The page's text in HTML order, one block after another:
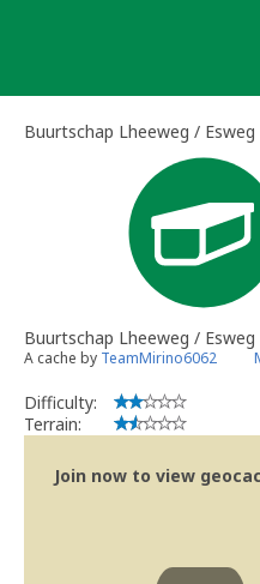
Buurtschap Lheeweg /
Buurtschap Lheeweg / Esweg
A cache by TeamMirino6062
Difficulty:
Terrain:
Join now to view